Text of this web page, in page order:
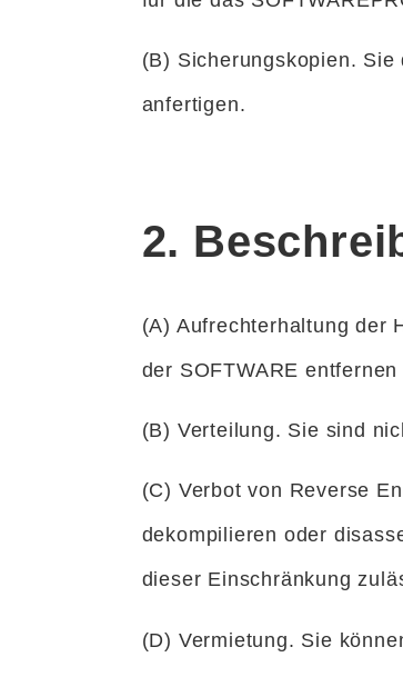
(B) Sicherungskopien.
anfertigen.
2.
(A) Aufrechterhaltung der
der SOFTWARE
(B) Verteilung. Sie sind
(C) Verbot von Reverse
dekompilieren oder
dieser Einschränkung
(D) Vermietung. Sie